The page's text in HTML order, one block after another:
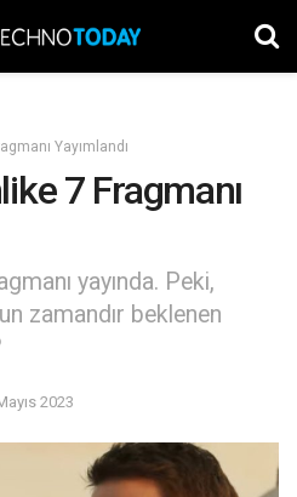
Yayımlandı
7 Fragmanı
yayında. Peki,
zamandır beklenen
2023